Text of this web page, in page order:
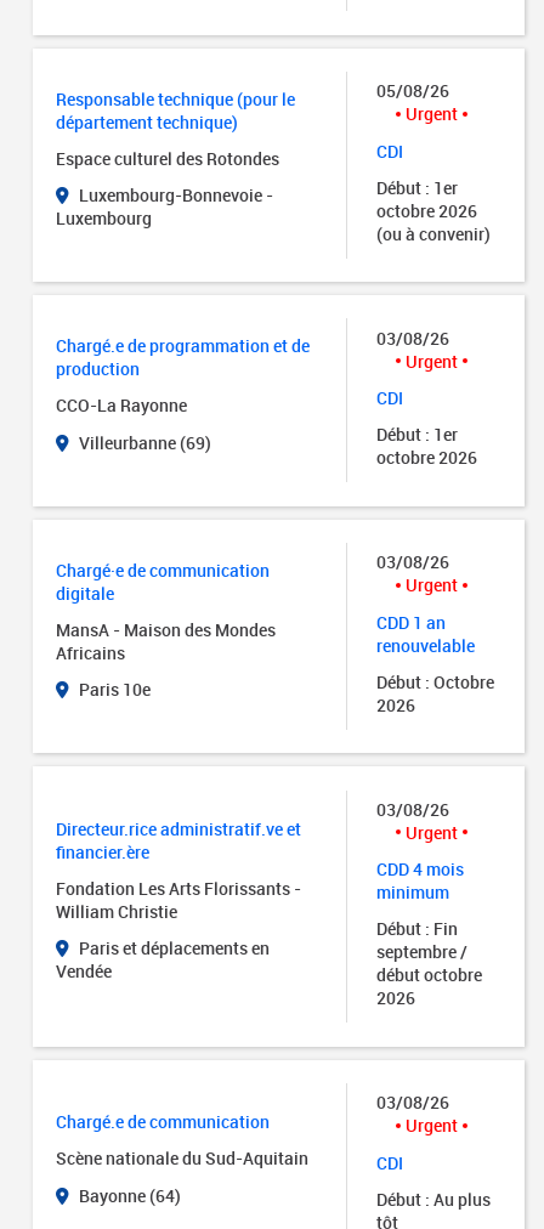
Responsable technique (pour le
département technique)
Espace culturel des Rotondes
Luxembourg-Bonnevoie -
Luxembourg
05/08/26
Urgent
CDI
Début : 1er
octobre 2026
(ou à convenir)
Chargé.e de programmation et de
production
CCO-La Rayonne
Villeurbanne (69)
03/08/26
Urgent
CDI
Début : 1er
octobre 2026
Chargé·e de communication
digitale
MansA - Maison des Mondes
Africains
Paris 10e
03/08/26
Urgent
CDD 1 an
renouvelable
Début : Octobre
2026
Directeur.rice administratif.ve et
financier.ère
Fondation Les Arts Florissants -
William Christie
Paris et déplacements en
Vendée
03/08/26
Urgent
CDD 4 mois
minimum
Début : Fin
septembre /
début octobre
2026
Chargé.e de communication
Scène nationale du Sud-Aquitain
Bayonne (64)
03/08/26
Urgent
CDI
Début : Au plus
tôt